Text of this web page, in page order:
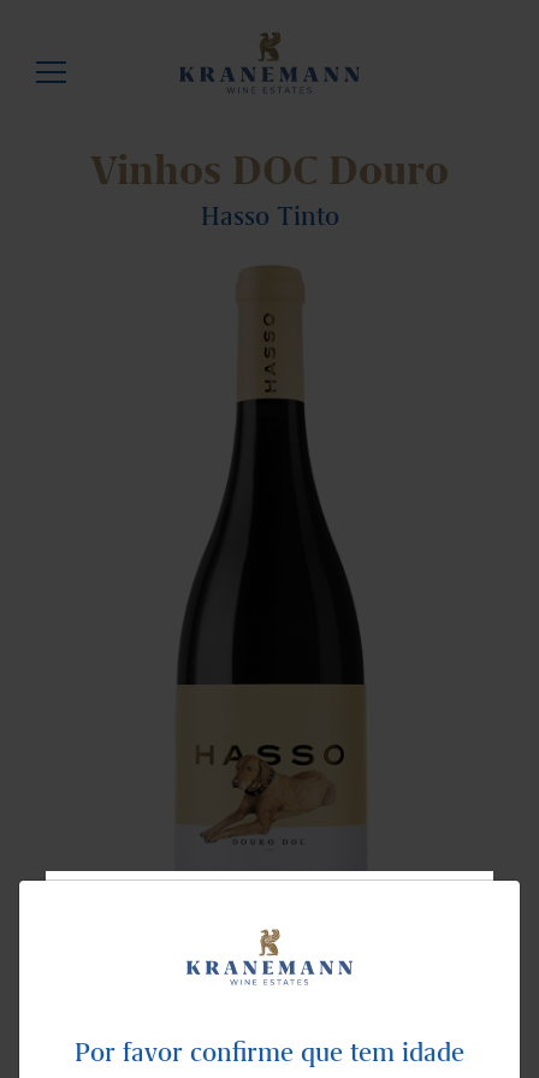
Vinhos DOC Douro
Hasso Tinto
Este vinho é uma homenagem ao Hasso, o nosso
confiança, tanto nas aventuras como nos dias
Por favor confirme que tem idade
NEWSLETTER